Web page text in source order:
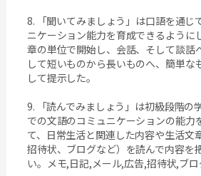
8. 「聞いてみましょう」は口語を通じ
ニケーション能力を育成できるように
章の単位で開始し、会話、そして談話
して短いものから長いものへ、簡単
して提示した。
9. 「読んでみましょう」は初級段階の
での文語のコミュニケーションの能力
て、日常生活と関連した内容や生活文
招待状、ブログなど）を読んで内容を
い。メモ,日記,メール,広告,招待状,ブ